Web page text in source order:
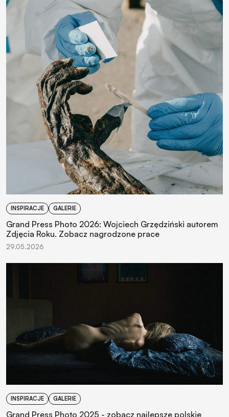
INSPIRACJE GALERIE
Grand Press Photo 2026: Wojciech Grzędziński autorem
Zdjęcia Roku. Zobacz nagrodzone prace
29.05.2026
INSPIRACJE GALERIE
Grand Press Photo 2025 - zobacz najlepsze polskie